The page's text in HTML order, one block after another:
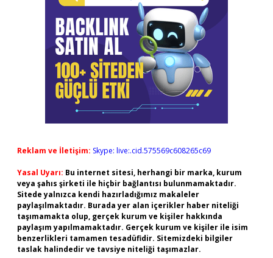
Reklam ve İletişim: Skype: live:.cid.575569c608265c69
Yasal Uyarı: Bu internet sitesi, herhangi bir marka, kurum
veya şahıs şirketi ile hiçbir bağlantısı bulunmamaktadır.
Sitede yalnızca kendi hazırladığımız makaleler
paylaşılmaktadır. Burada yer alan içerikler haber niteliği
taşımamakta olup, gerçek kurum ve kişiler hakkında
paylaşım yapılmamaktadır. Gerçek kurum ve kişiler ile isim
benzerlikleri tamamen tesadüfidir. Sitemizdeki bilgiler
taslak halindedir ve tavsiye niteliği taşımazlar.